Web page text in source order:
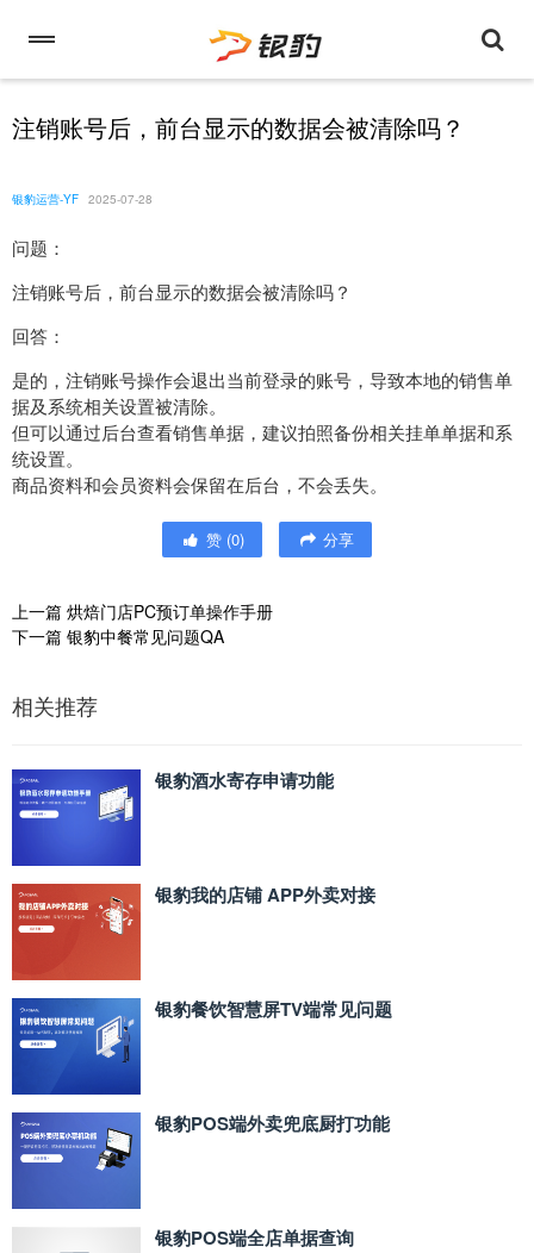
注销账号后，前台显示的数据会被清除吗？
银豹运营-YF 2025-07-28
问题：
注销账号后，前台显示的数据会被清除吗？
回答：
是的，注销账号操作会退出当前登录的账号，导致本地的销售单
据及系统相关设置被清除。
但可以通过后台查看销售单据，建议拍照备份相关挂单单据和系
统设置。
商品资料和会员资料会保留在后台，不会丢失。
赞 (0) 分享
上一篇 烘焙门店PC预订单操作手册
下一篇 银豹中餐常见问题QA
相关推荐
银豹酒水寄存申请功能
银豹我的店铺 APP外卖对接
银豹餐饮智慧屏TV端常见问题
银豹POS端外卖兜底厨打功能
银豹POS端全店单据查询